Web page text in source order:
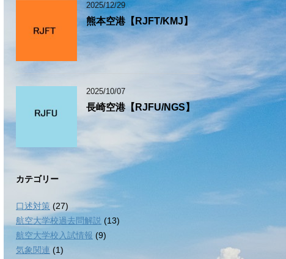
2025/12/29
熊本空港【RJFT/KMJ】
2025/10/07
長崎空港【RJFU/NGS】
カテゴリー
口述対策 (27)
航空大学校過去問解説 (13)
航空大学校入試情報 (9)
気象関連 (1)